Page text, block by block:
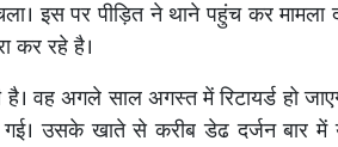
इस पर पीड़ित ने थाने पहुंच कर मामला
कर रहे है।
वह अगले साल अगस्त में रिटायर्ड हो
उसके खाते से करीब डेढ दर्जन बार में